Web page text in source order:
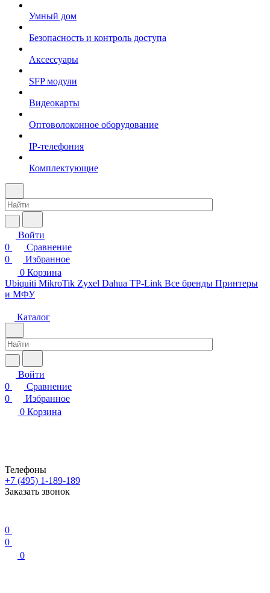
Умный дом
Безопасность и контроль доступа
Аксессуары
SFP модули
Видеокарты
Оптоволоконное оборудование
IP-телефония
Комплектующие
Войти
0
Сравнение
0
Избранное
0 Корзина
Ubiquiti MikroTik Zyxel Dahua TP-Link Все бренды Принтеры
и МФУ
Каталог
Войти
0
Сравнение
0
Избранное
0 Корзина
Телефоны
+7 (495) 1-189-189
Заказать звонок
0
0
0